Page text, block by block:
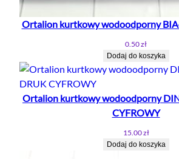
W
K
Ortalion kurtkowy wodoodporny
0.50zł
Dodaj do koszyka
Ortalion kurtkowy wodoodporny
CYFROWY
15.00zł
Dodaj do koszyka